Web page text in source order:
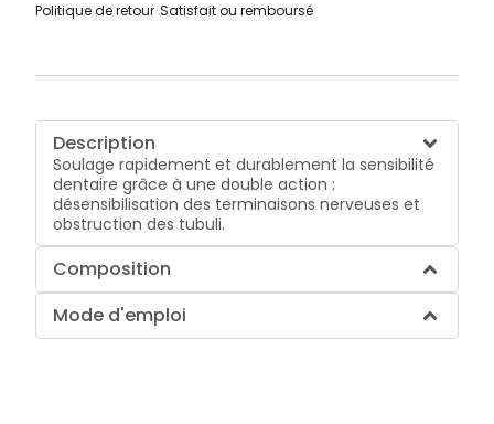
Politique de retour Satisfait ou remboursé
Description
Soulage rapidement et durablement la sensibilité
dentaire grâce à une double action :
désensibilisation des terminaisons nerveuses et
obstruction des tubuli.
Composition
Mode d'emploi